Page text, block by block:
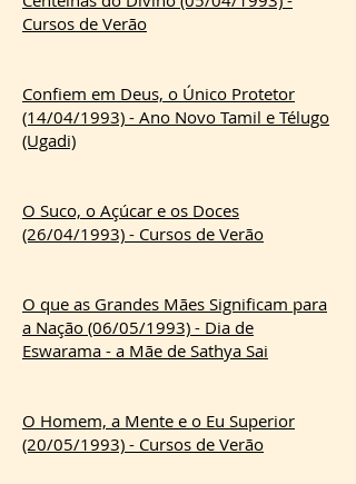
Cursos de Verão
Confiem em Deus, o Único Protetor
(14/04/1993) - Ano Novo Tamil e Télugo
(Ugadi)
O Suco, o Açúcar e os Doces
(26/04/1993) - Cursos de Verão
O que as Grandes Mães Significam para
a Nação (06/05/1993) - Dia de
Eswarama - a Mãe de Sathya Sai
O Homem, a Mente e o Eu Superior
(20/05/1993) - Cursos de Verão